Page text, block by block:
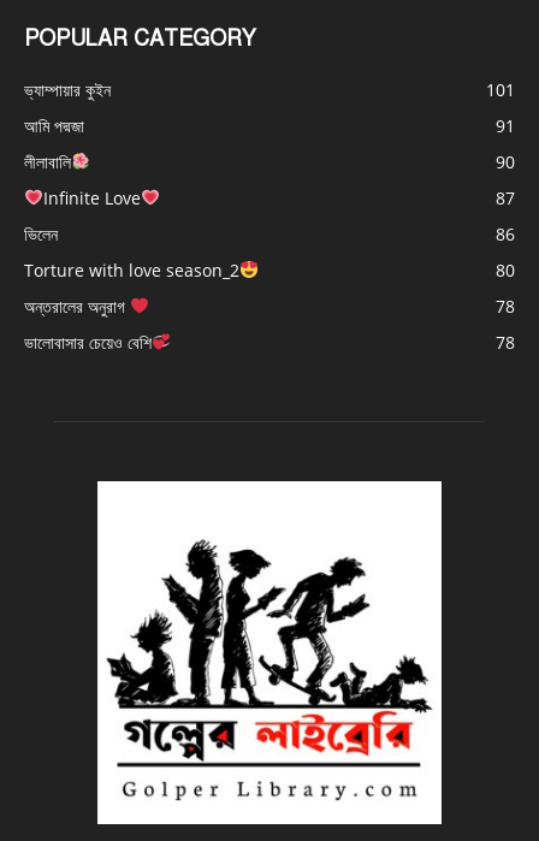
POPULAR CATEGORY
ভ্যাম্পায়ার কুইন
101
আমি পদ্মজা
91
লীলাবালি
90
Infinite Love
87
ভিলেন
86
Torture with love season_2
80
অন্তরালের অনুরাগ
78
ভালোবাসার চেয়েও বেশি
78